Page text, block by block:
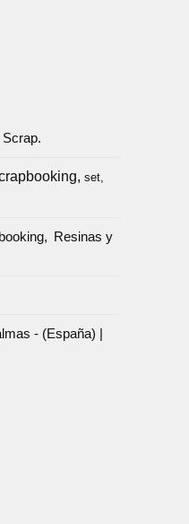
set
Resinas y
- (España) |